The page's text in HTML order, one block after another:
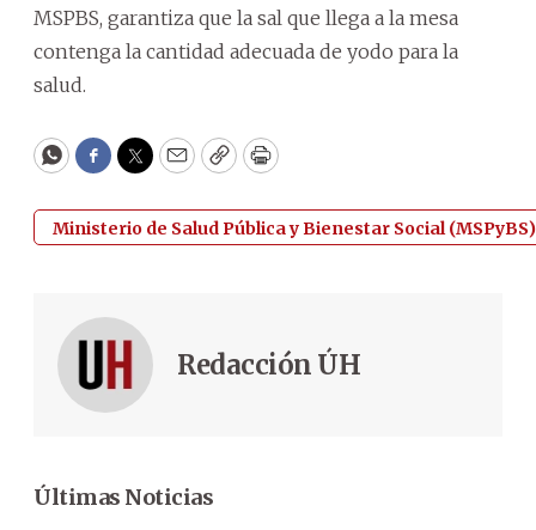
MSPBS, garantiza que la sal que llega a la mesa
contenga la cantidad adecuada de yodo para la
salud.
WhatsApp
Facebook
Twitter
EmailCopyPrint
Ministerio de Salud Pública y Bienestar Social (MSPyBS)
Redacción ÚH
Últimas Noticias